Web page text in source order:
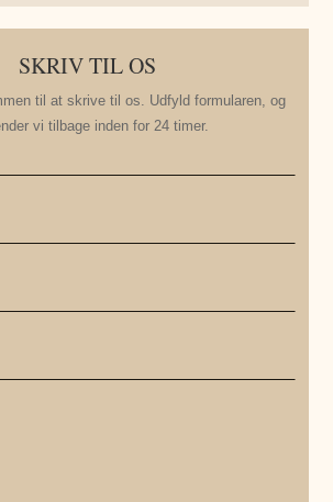
SKRIV TIL OS
til at skrive til os. Udfyld formularen, og
vi tilbage inden for 24 timer.